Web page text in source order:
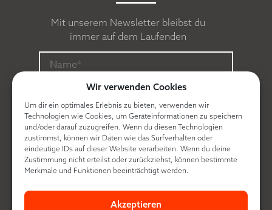
Wir verwenden Cookies
Um dir ein optimales Erlebnis zu bieten, verwenden wir
Technologien wie Cookies, um Geräteinformationen zu speichern
und/oder darauf zuzugreifen. Wenn du diesen Technologien
zustimmst, können wir Daten wie das Surfverhalten oder
eindeutige IDs auf dieser Website verarbeiten. Wenn du deine
Zustimmung nicht erteilst oder zurückziehst, können bestimmte
Merkmale und Funktionen beeinträchtigt werden.
Akzeptieren
Mit unserem Newsletter bleibst du
immer auf dem Laufenden
Ich erkläre mich mit derDatenschutzerklärung